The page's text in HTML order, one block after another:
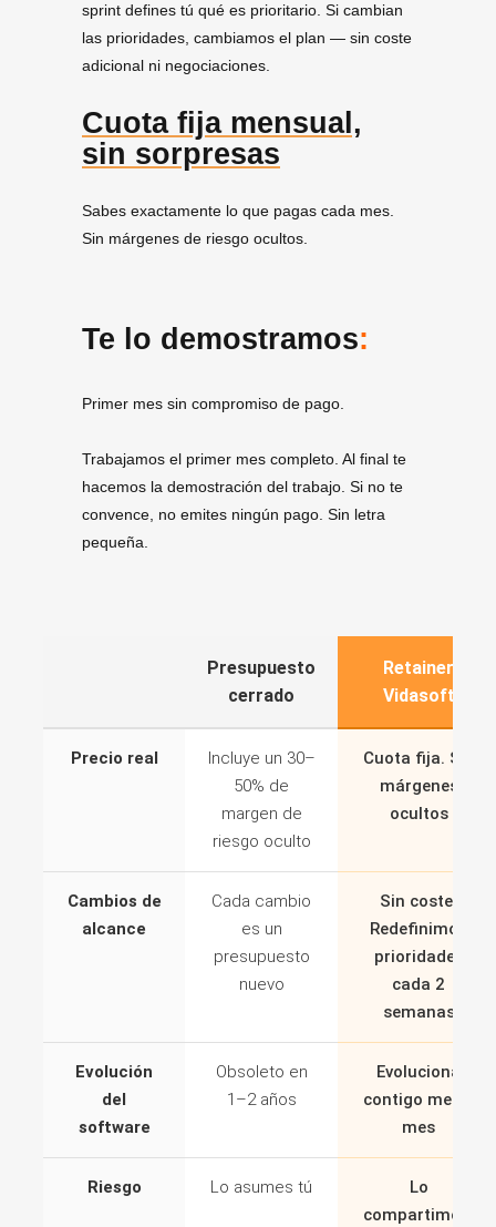
sprint defines tú qué es prioritario. Si cambian
las prioridades, cambiamos el plan — sin coste
adicional ni negociaciones.
Cuota fija mensual,
sin sorpresas
Sabes exactamente lo que pagas cada mes.
Sin márgenes de riesgo ocultos.
Te lo demostramos:
Primer mes sin compromiso de pago.
Trabajamos el primer mes completo. Al final te
hacemos la demostración del trabajo. Si no te
convence, no emites ningún pago. Sin letra
pequeña.
Presupuesto
cerrado
Retainer
Vidasoft
Precio real
Incluye un 30–
50% de
margen de
riesgo oculto
Cuota fija. Sin
márgenes
ocultos
Cambios de
alcance
Cada cambio
es un
presupuesto
nuevo
Sin coste.
Redefinimos
prioridades
cada 2
semanas
Evolución
del
software
Obsoleto en
1–2 años
Evoluciona
contigo mes a
mes
Riesgo Lo asumes tú
Lo
compartimos,